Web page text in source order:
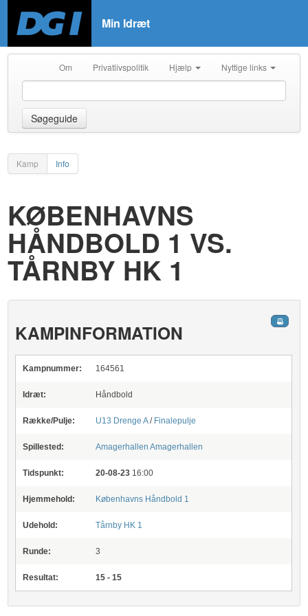
Min Idræt
Om Privatlivspolitik Hjælp Nyttige links
Søgeguide
Kamp Info
KØBENHAVNS
HÅNDBOLD 1 VS.
TÅRNBY HK 1
KAMPINFORMATION
Kampnummer: 164561
Idræt: Håndbold
Række/Pulje: U13 Drenge A/ Finalepulje
Spillested: Amagerhallen Amagerhallen
Tidspunkt: 20-08-23 16:00
Hjemmehold: Københavns Håndbold 1
Udehold: Tårnby HK 1
Runde: 3
Resultat: 15 - 15